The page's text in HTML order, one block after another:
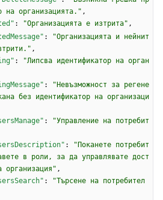
на организацията." ,
: "Организацията е изтрита" ,
:
"Организацията и нейнит
,
:
"Липсва идентификатор на орган
:
"Невъзможност за регене
без идентификатор на организаци
:
"Управление на потребит
:
"Поканете потребит
в роли, за да управлявате дост
организация" ,
:
"Търсене на потребител